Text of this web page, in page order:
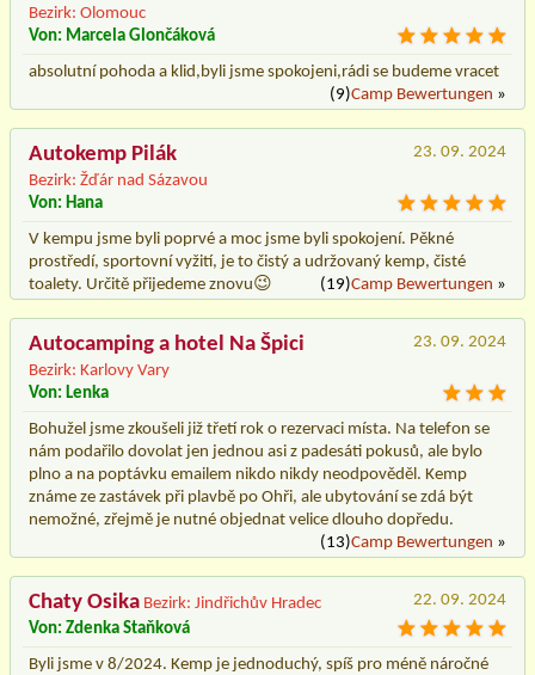
Bezirk: Olomouc
Von: Marcela Glončáková
absolutní pohoda a klid,byli jsme spokojeni,rádi se budeme vracet
(9)Camp Bewertungen »
Autokemp Pilák
Bezirk: Žďár nad Sázavou
23. 09. 2024
Von: Hana
V kempu jsme byli poprvé a moc jsme byli spokojení. Pěkné
prostředí, sportovní vyžití, je to čistý a udržovaný kemp, čisté
toalety. Určitě přijedeme znovu😉
(19)Camp Bewertungen »
Autocamping a hotel Na Špici
Bezirk: Karlovy Vary
23. 09. 2024
Von: Lenka
Bohužel jsme zkoušeli již třetí rok o rezervaci místa. Na telefon se
nám podařilo dovolat jen jednou asi z padesáti pokusů, ale bylo
plno a na poptávku emailem nikdo nikdy neodpověděl. Kemp
známe ze zastávek při plavbě po Ohři, ale ubytování se zdá být
nemožné, zřejmě je nutné objednat velice dlouho dopředu.
(13)Camp Bewertungen »
Chaty Osika Bezirk: Jindřichův Hradec
22. 09. 2024
Von: Zdenka Staňková
Byli jsme v 8/2024. Kemp je jednoduchý, spíš pro méně náročné